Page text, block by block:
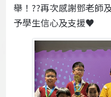
舉！??再次感謝鄧老師
予學生信心及支援♥️